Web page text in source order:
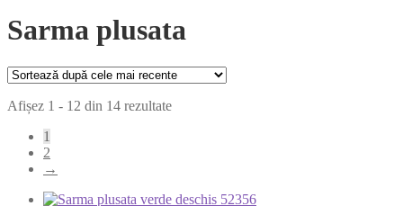
Sarma plusata
Afișez 1 - 12 din 14 rezultateSortat
1
2
→